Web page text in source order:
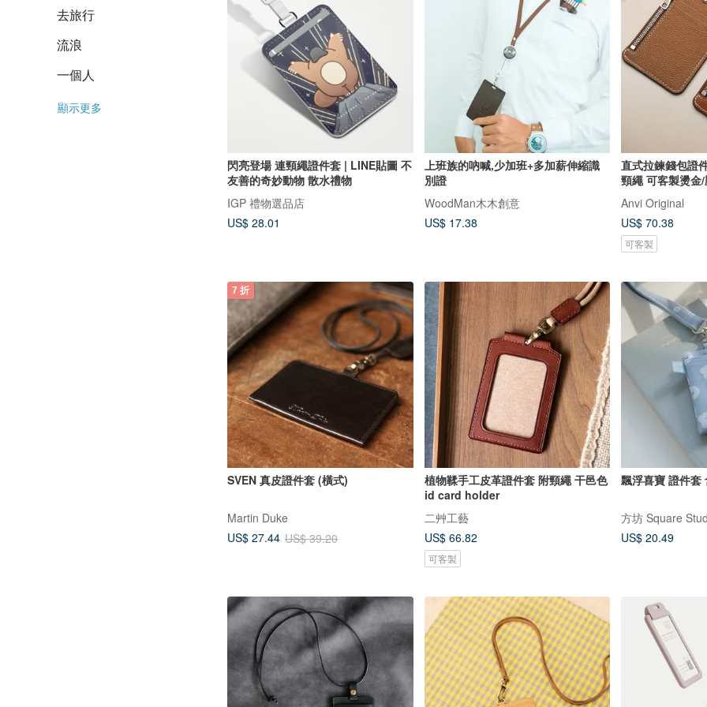
去旅行
流浪
一個人
顯示更多
閃亮登場 連頸繩證件套 | LINE貼圖 不
友善的奇妙動物 散水禮物
IGP 禮物選品店
US$ 28.01
上班族的吶喊,少加班+多加薪伸縮識
別證
WoodMan木木創意
US$ 17.38
直式拉鍊錢包證
頸繩 可客製燙金
Anvi Original
US$ 70.38
可客製
7 折
SVEN 真皮證件套 (橫式)
Martin Duke
US$ 27.44 US$ 39.20
植物鞣手工皮革證件套 附頸繩 干邑色
id card holder
二艸工藝
US$ 66.82
可客製
飄浮喜寶 證件套
方坊 Square
US$ 20.49